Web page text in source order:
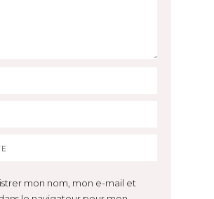
mon nom, mon e-mail et